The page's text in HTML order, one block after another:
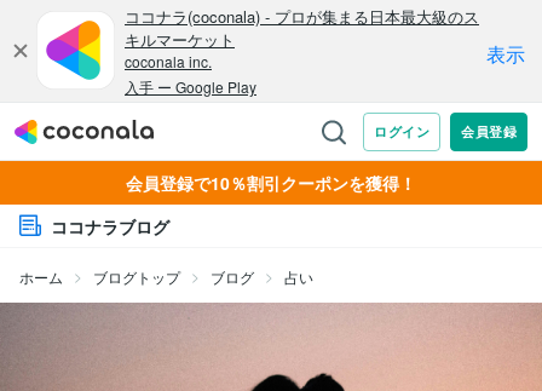
会員登録で10％割引クーポンを獲得！
ココナラブログ
ホーム ブログトップ ブログ 占い